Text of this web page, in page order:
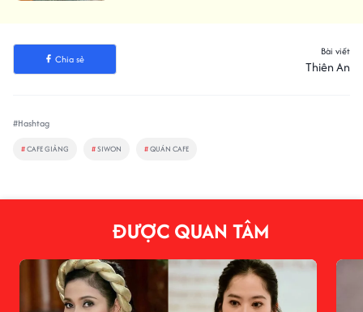
Chia sẻ
Bài viết
Thiên An
#Hashtag
#CAFE GIẢNG #SIWON #QUÁN CAFE
ĐƯỢC QUAN TÂM